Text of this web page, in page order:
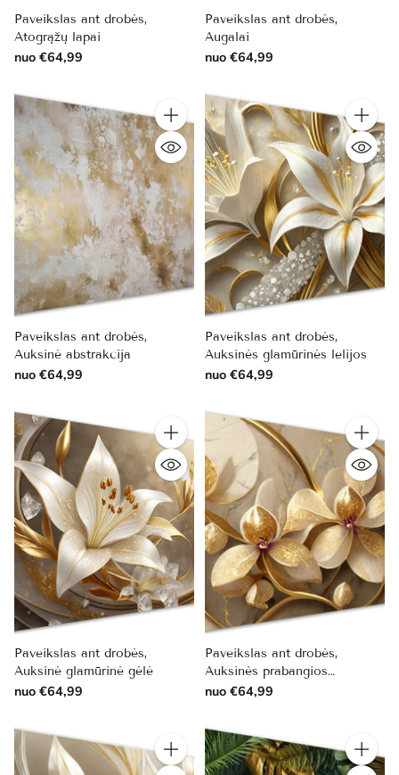
Paveikslas ant drobės,
Atogrąžų lapai
nuo €64,99
Paveikslas ant drobės,
Augalai
nuo €64,99
Kiekis
Paveikslas ant drobės,
Auksinė abstrakcija
nuo €64,99
Kiekis
Paveikslas ant drobės,
Auksinės glamūrinės lelijos
nuo €64,99
Kiekis
Paveikslas ant drobės,
Auksinė glamūrinė gėlė
nuo €64,99
Kiekis
Paveikslas ant drobės,
Auksinės prabangios
orchidėjos
nuo €64,99
Kiekis Kiekis